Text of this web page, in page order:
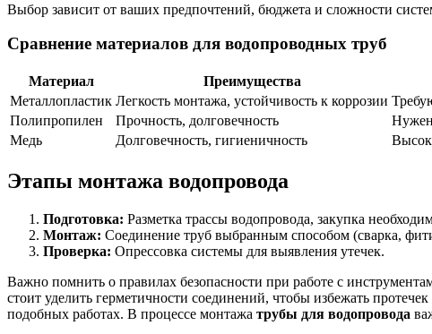
Выбор зависит от ваших предпочтений, бюджета и сложности
Сравнение материалов для водопроводных труб
Материал Преимущества
Металлопластик Легкость монтажа, устойчивость к коррозии
Полипропилен
Прочность, долговечность
Медь
Долговечность, гигиеничность
Этапы монтажа водопровода
Подготовка: Разметка трассы водопровода, закупка
Монтаж: Соединение труб выбранным способом (сварка,
Проверка: Опрессовка системы для выявления утечек.
Важно помнить о правилах безопасности при работе с
стоит уделить герметичности соединений, чтобы избежать
подобных работах. В процессе монтажа трубы для водопровода